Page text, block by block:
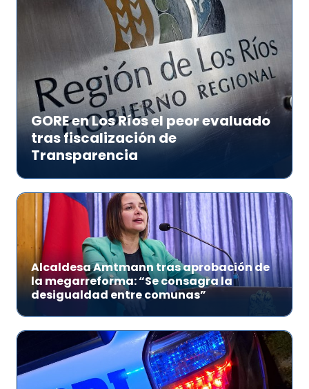
GORE en Los Ríos el peor evaluado
tras fiscalización de
Transparencia
Alcaldesa Amtmann tras aprobación de
la megarreforma: “Se consagra la
desigualdad entre comunas”